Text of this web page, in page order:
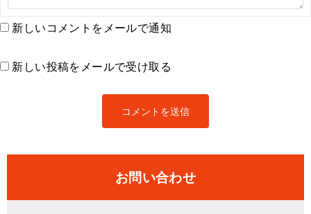
新しいコメントをメールで通知
新しい投稿をメールで受け取る
お問い合わせ